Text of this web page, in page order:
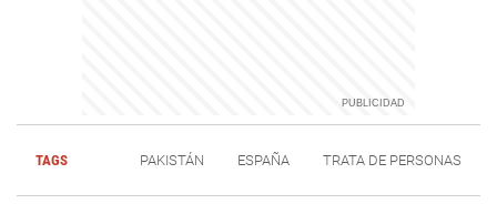
TAGS PAKISTÁN ESPAÑA TRATA DE PERSONAS